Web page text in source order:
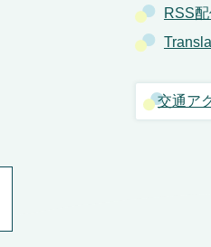
RSS
交通ア